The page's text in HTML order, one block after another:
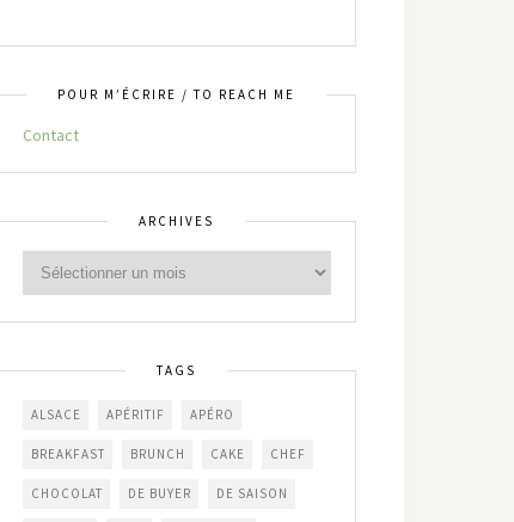
POUR M’ÉCRIRE / TO REACH ME
Contact
ARCHIVES
TAGS
ALSACE APÉRITIF APÉRO
BREAKFAST BRUNCH CAKE CHEF
CHOCOLAT DE BUYER DE SAISON